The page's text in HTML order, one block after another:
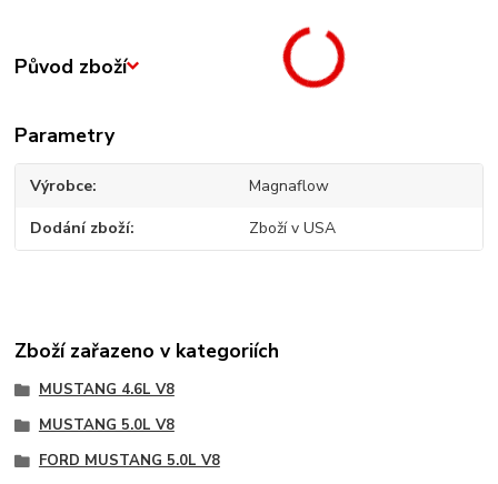
Původ zboží
Parametry
Výrobce Magnaflow
Dodání zboží Zboží v USA
Zboží zařazeno v kategoriích
MUSTANG 4.6L V8
MUSTANG 5.0L V8
FORD MUSTANG 5.0L V8